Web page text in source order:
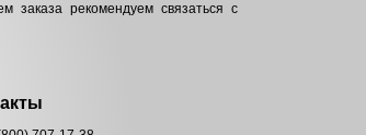
заказа рекомендуем связаться с